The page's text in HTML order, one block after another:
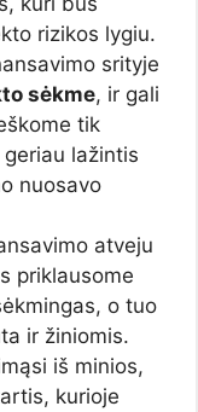
rizikos lygiu.
srityje
sėkme, ir gali
tik
lažintis
nuosavo
atveju
priklausome
o tuo
ir žiniomis.
iš minios,
kurioje